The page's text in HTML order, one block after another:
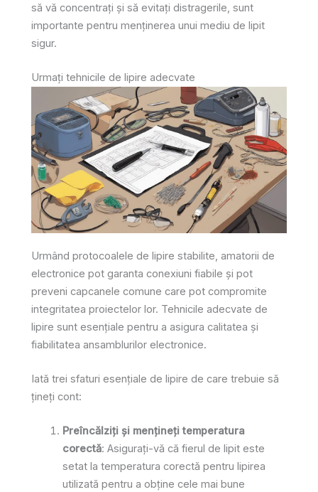
să vă concentrați și să evitați distragerile, sunt
importante pentru menținerea unui mediu de lipit
sigur.
Urmați tehnicile de lipire adecvate
Urmând protocoalele de lipire stabilite, amatorii de
electronice pot garanta conexiuni fiabile și pot
preveni capcanele comune care pot compromite
integritatea proiectelor lor. Tehnicile adecvate de
lipire sunt esențiale pentru a asigura calitatea și
fiabilitatea ansamblurilor electronice.
Iată trei sfaturi esențiale de lipire de care trebuie să
țineți cont:
Preîncălziți și mențineți temperatura
corectă: Asigurați-vă că fierul de lipit este
setat la temperatura corectă pentru lipirea
utilizată pentru a obține cele mai bune